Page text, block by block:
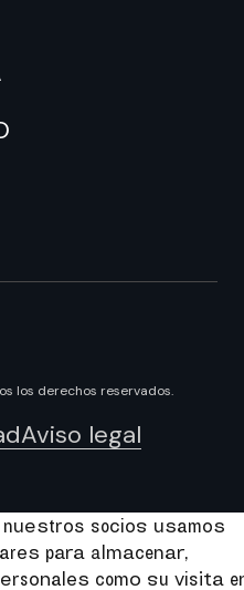
los derechos reservados.
Aviso legal
socios usamos
para almacenar,
como su visita